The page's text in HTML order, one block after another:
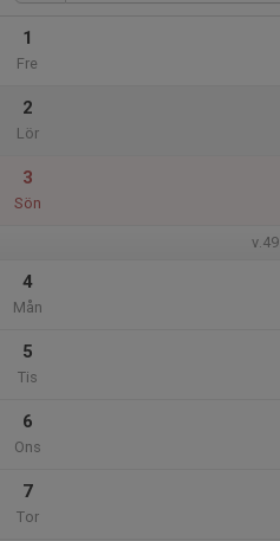
1
Fre
2
Lör
3
Sön
v.49
4
Mån
5
Tis
6
Ons
7
Tor